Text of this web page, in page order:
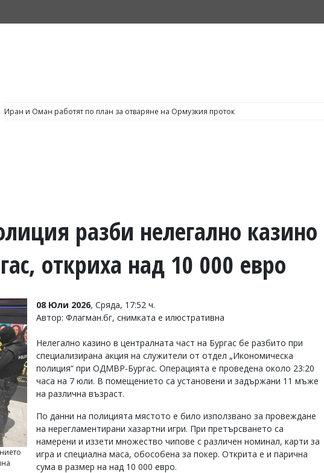
Иран и Оман работят по план за отваряне на Ормузкия проток
разби нелегално казино
откриха над 10 000 евро
08 Юли 2026, Сряда, 17:52 ч.
Автор: Флагман.бг, снимката е илюстративна
Нелегално казино в централната част на Бургас бе разбито при
специализирана акция на служители от отдел „Икономическа
полиция“ при ОДМВР-Бургас. Операцията е проведена около 23:20
часа на 7 юли. В помещението са установени и задържани 11 мъже
на различна възраст.
По данни на полицията мястото е било използвано за провеждане
на нерегламентирани хазартни игри. При претърсването са
намерени и иззети множество чипове с различен номинал, карти за
игра и специална маса, обособена за покер. Открита е и парична
сума в размер на над 10 000 евро.